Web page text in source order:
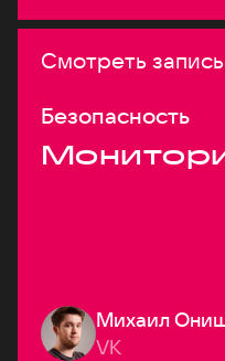
Смотреть запись
Безопасность
Михаил
VK